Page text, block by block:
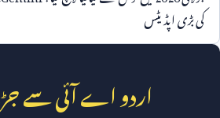
کی بڑی اپڈیٹس
اردو اے آئی سے